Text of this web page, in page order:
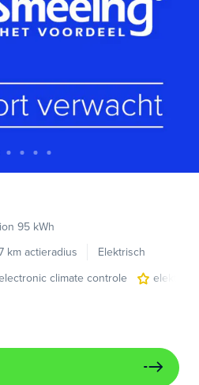
95 kWh
km actieradius
Elektrisch
climate controle